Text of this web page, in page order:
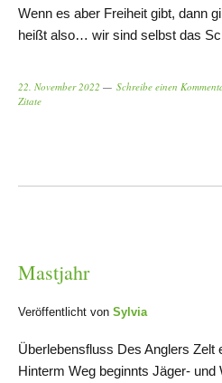
Wenn es aber Freiheit gibt, dann
heißt also… wir sind selbst das
22. November 2022
Schreibe einen
Zitate
Mastjahr
Veröffentlicht von Sylvia
Überlebensfluss Des Anglers Zelt
Hinterm Weg beginnts Jäger- und